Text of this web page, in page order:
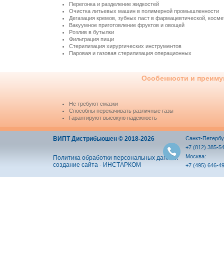
Перегонка и разделение жидкостей
Очистка литьевых машин в полимерной промышленности
Дегазация кремов, зубных паст в фармацевтической,
Вакуумное приготовление фруктов и овощей
Розлив в бутылки
Фильтрация пищи
Стерилизация хирургических инструментов
Паровая и газовая стерилизация операционных
Особенности и
Не требуют смазки
Способны перекачивать различные газы
Гарантируют высокую надежность
ВИПТ Дистрибьюшен © 2018-2026
Политика обработки персональных данных
создание сайта - ИНСТАРКОМ
Санкт-
+7 (812) 385-
Москва:
+7 (495) 646-